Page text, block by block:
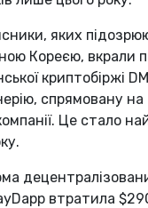
яких
Кореєю, вкрали
криптобіржі
спрямовану на
Це стало
втратила